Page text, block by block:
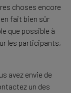
choses encore
fait bien sûr
que possible à
les participants,
avez envie de
un des